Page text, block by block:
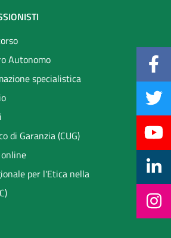
Autonomo
specialistica
di Garanzia (CUG)
per l'Etica nella